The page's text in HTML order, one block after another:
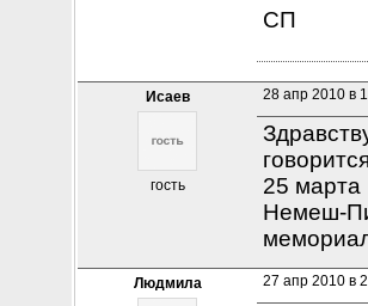
СП
Исаев
гость
28 апр 2010 в
25 марта
Немеш-
Людмила 27 апр 2010 в